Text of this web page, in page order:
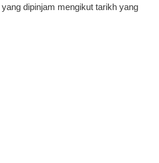
dipinjam mengikut tarikh yang